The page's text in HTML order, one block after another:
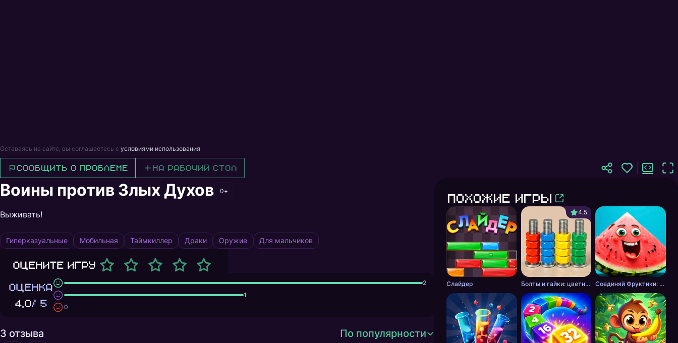
Оставаясь на сайте, вы соглашаетесь с условиями использования
Сообщить о проблеме На рабочий стол
Воины против Злых Духов 0+
Выживать!
Гиперказуальные Мобильная Таймкиллер Драки Оружие Для мальчиков
Оцените игру
ОЦЕНКА
4,0/ 5
2
1
0
3 отзыва По популярности
Похожие игры
Слайдер
4,5
Болты и гайки: цветная сортировка Соединяй Фруктики: Арбуз в 2048!